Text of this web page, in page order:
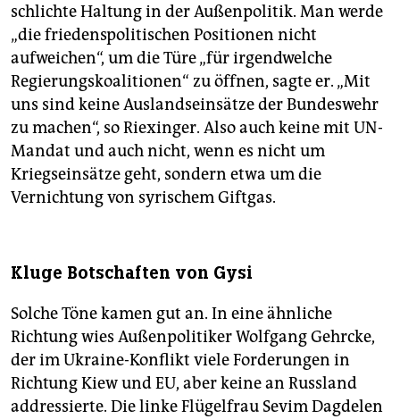
schlichte Haltung in der Außenpolitik. Man werde
„die friedenspolitischen Positionen nicht
aufweichen“, um die Türe „für irgendwelche
Regierungskoalitionen“ zu öffnen, sagte er. „Mit
uns sind keine Auslandseinsätze der Bundeswehr
zu machen“, so Riexinger. Also auch keine mit UN-
Mandat und auch nicht, wenn es nicht um
Kriegseinsätze geht, sondern etwa um die
Vernichtung von syrischem Giftgas.
Kluge Botschaften von Gysi
Solche Töne kamen gut an. In eine ähnliche
Richtung wies Außenpolitiker Wolfgang Gehrcke,
der im Ukraine-Konflikt viele Forderungen in
Richtung Kiew und EU, aber keine an Russland
addressierte. Die linke Flügelfrau Sevim Dagdelen